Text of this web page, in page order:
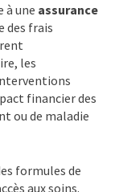
à une assurance
des frais
les
financier des
ou de maladie
formules de
aux soins.